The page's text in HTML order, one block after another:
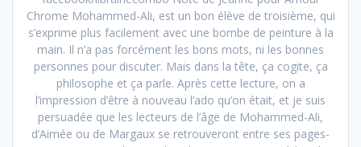
Chrome Mohammed-Ali, est un bon élève de troisième, qui
s’exprime plus facilement avec une bombe de peinture à la
main. Il n’a pas forcément les bons mots, ni les bonnes
personnes pour discuter. Mais dans la tête, ça cogite, ça
philosophe et ça parle. Après cette lecture, on a
l’impression d’être à nouveau l’ado qu’on était, et je suis
persuadée que les lecteurs de l’âge de Mohammed-Ali,
d’Aimée ou de Margaux se retrouveront entre ses pages-